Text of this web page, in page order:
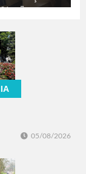
05/08/2026